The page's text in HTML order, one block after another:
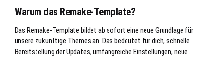
Warum das Remake-Template?
Das Remake-Template bildet ab sofort eine neue Grundlage für
unsere zukünftige Themes an. Das bedeutet für dich, schnelle
Bereitstellung der Updates, umfangreiche Einstellungen, neue